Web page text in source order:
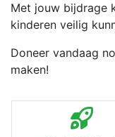
Met jouw bijdrage
kinderen veilig
Doneer vandaag
maken!